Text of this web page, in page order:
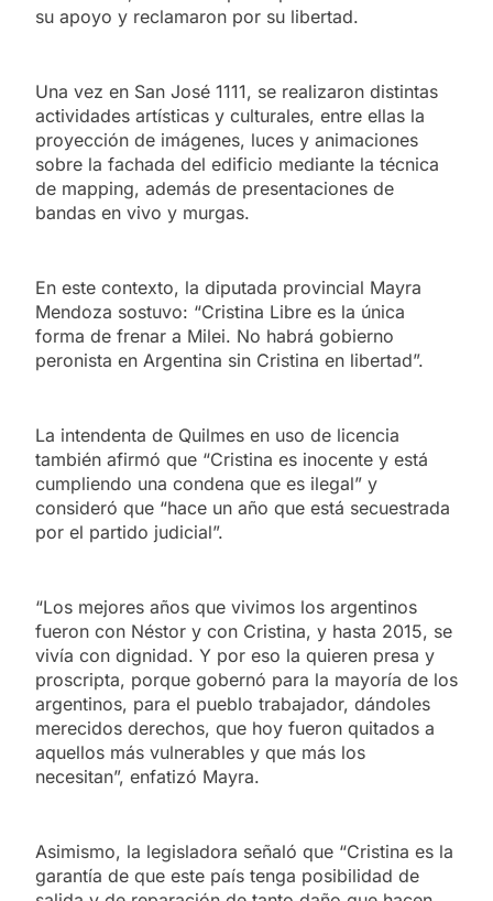
su apoyo y reclamaron por su libertad.
Una vez en San José 1111, se realizaron distintas
actividades artísticas y culturales, entre ellas la
proyección de imágenes, luces y animaciones
sobre la fachada del edificio mediante la técnica
de mapping, además de presentaciones de
bandas en vivo y murgas.
En este contexto, la diputada provincial Mayra
Mendoza sostuvo: “Cristina Libre es la única
forma de frenar a Milei. No habrá gobierno
peronista en Argentina sin Cristina en libertad”.
La intendenta de Quilmes en uso de licencia
también afirmó que “Cristina es inocente y está
cumpliendo una condena que es ilegal” y
consideró que “hace un año que está secuestrada
por el partido judicial”.
“Los mejores años que vivimos los argentinos
fueron con Néstor y con Cristina, y hasta 2015, se
vivía con dignidad. Y por eso la quieren presa y
proscripta, porque gobernó para la mayoría de los
argentinos, para el pueblo trabajador, dándoles
merecidos derechos, que hoy fueron quitados a
aquellos más vulnerables y que más los
necesitan”, enfatizó Mayra.
Asimismo, la legisladora señaló que “Cristina es la
garantía de que este país tenga posibilidad de